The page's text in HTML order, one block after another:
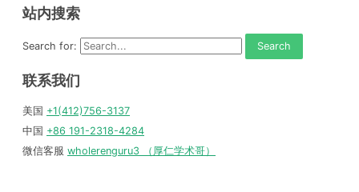
站内搜索
Search for:
联系我们
美国 +1(412)756-3137
中国 +86 191-2318-4284
微信客服 wholerenguru3 （厚仁学术哥）